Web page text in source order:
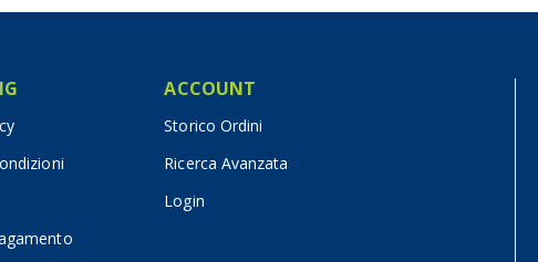
ACCOUNT
Storico Ordini
Ricerca Avanzata
Login